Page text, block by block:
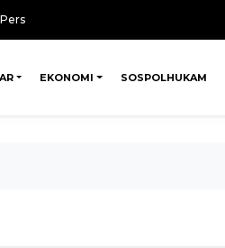
EKONOMI SOSPOLHUKAM